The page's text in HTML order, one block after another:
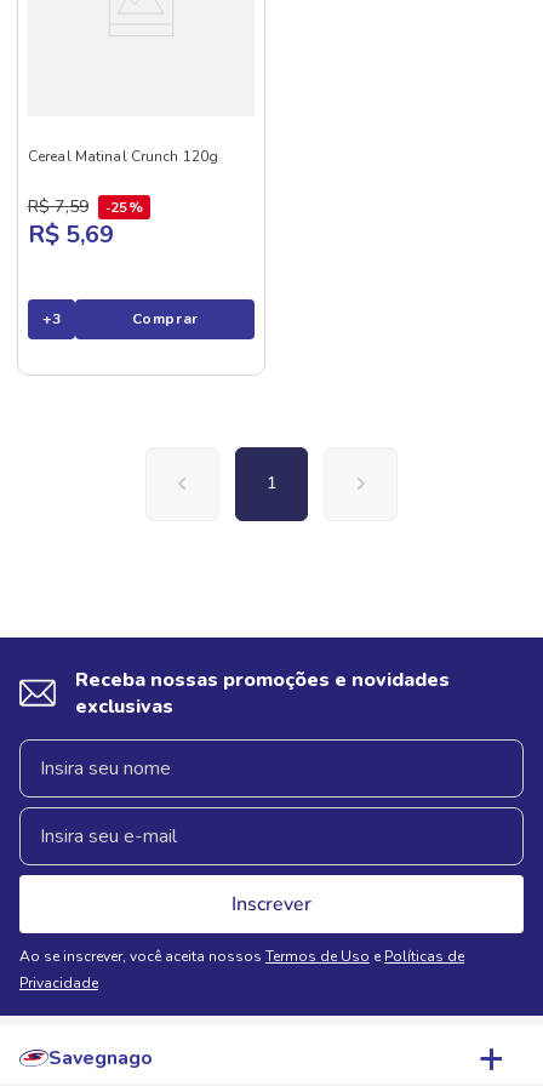
Cereal Matinal Crunch 120g
R$ 7,59 25%
R$ 5,69
+3 Comprar
1
Receba nossas promoções e novidades
exclusivas
Inscrever
Ao se inscrever, você aceita nossos Termos de Uso e Políticas de
Privacidade
Savegnago